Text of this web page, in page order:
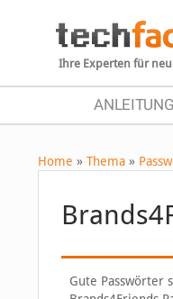
Ihre Experten für
Home » Thema »
Gute Passwörter